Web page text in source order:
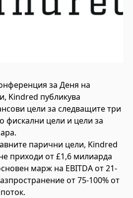
за Деня на
Kindred публикува
цели за следващите три
фискални цели и цели за
парични цели, Kindred
приходи от £1,6 милиарда
марж на EBITDA от 21-
от 75-100% от